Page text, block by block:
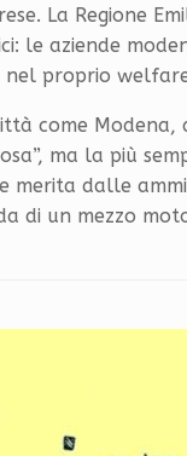
La Regione
le aziende
nel proprio
come Modena,
ma la più
merita dalle
di un mezzo